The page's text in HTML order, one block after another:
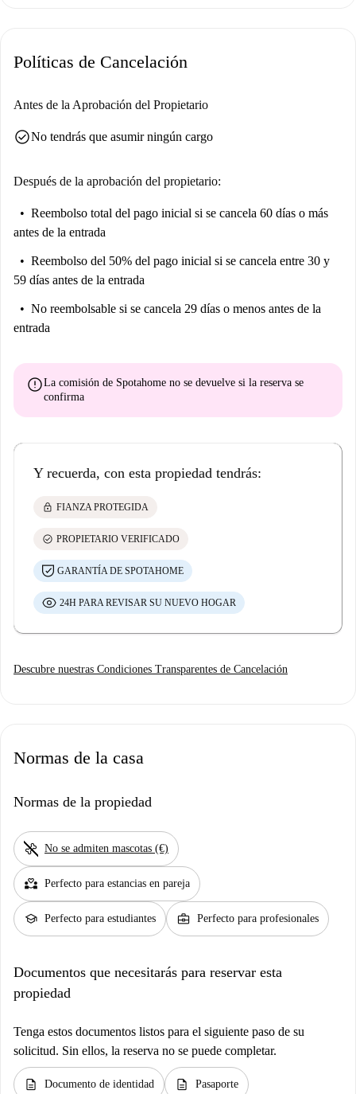
estación de metro Stadion está a un paso, lo que facilita el transporte
Baumkuchen y Don Camillo cerca, así como los supermercados Billa y
Richterturm, una atracción destacada a poca distancia. Conviértalo en su
Políticas de Cancelación
Antes de la Aprobación del Propietario
check_circleNo tendrás que asumir ningún cargo
Después de la aprobación del propietario:
Reembolso total del pago inicial si se cancela 60 días o más
antes de la entrada
Reembolso del 50% del pago inicial si se cancela entre 30 y
59 días antes de la entrada
No reembolsable si se cancela 29 días o menos antes de la
entrada
errorLa comisión de Spotahome no se devuelve si la reserva se
confirma
Y recuerda, con esta propiedad tendrás:
lock FIANZA PROTEGIDA
check_circle PROPIETARIO VERIFICADO
GARANTÍA DE SPOTAHOME
24H PARA REVISAR SU NUEVO HOGAR
Descubre nuestras Condiciones Transparentes de Cancelación
Normas de la casa
Normas de la propiedad
pet_supplies No se admiten mascotas (€)
partner_heart Perfecto para estancias en pareja
school Perfecto para estudiantes business_center Perfecto para profesionales
Documentos que necesitarás para reservar esta
propiedad
Tenga estos documentos listos para el siguiente paso de su
solicitud. Sin ellos, la reserva no se puede completar.
description Documento de identidad description Pasaporte